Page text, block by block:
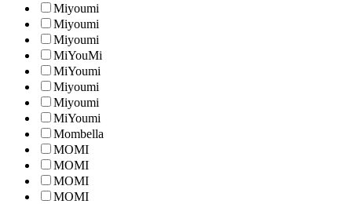
Miyoumi
Miyoumi
Miyoumi
MiYouMi
MiYoumi
Miyoumi
Miyoumi
MiYoumi
Mombella
MOMI
MOMI
MOMI
MOMI